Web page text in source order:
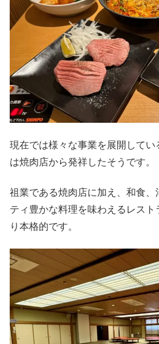
現在では様々な事業を展開して
は焼肉店から発祥したそうです。
祖業である焼肉店に加え、和食
ティ豊かな料理を味わえるレス
り本格的です。